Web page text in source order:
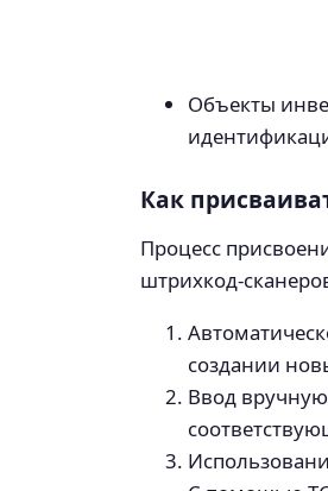
Объекты
Как
Процесс
штрихкод-
создании
Ввод